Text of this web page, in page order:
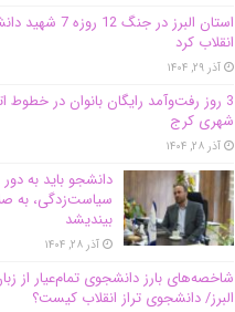
استان البرز در جنگ
انقلاب کرد
آذر ۲۹, ۱۴۰۴
3 روز رفت‌وآمد رایگان بانوان در خطوط
شهری کرج
آذر ۲۸, ۱۴۰۴
دانشجو باید به دور
سیاست‌زدگی، به
بیندیشد
آذر ۲۸, ۱۴۰۴
شاخصه‌های بارز دانشجوی تمام‌عیار از
البرز/ دانشجوی تراز انقلاب کیست؟